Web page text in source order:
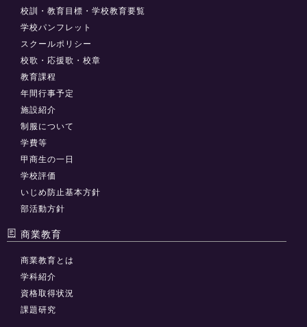
校訓・教育目標・学校教育要覧
学校パンフレット
スクールポリシー
校歌・応援歌・校章
教育課程
年間行事予定
施設紹介
制服について
学費等
甲商生の一日
学校評価
いじめ防止基本方針
部活動方針
商業教育
商業教育とは
学科紹介
資格取得状況
課題研究